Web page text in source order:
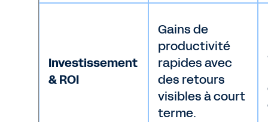
Investissement
& ROI
Gains de
productivité
rapides avec
des retours
visibles à court
terme.